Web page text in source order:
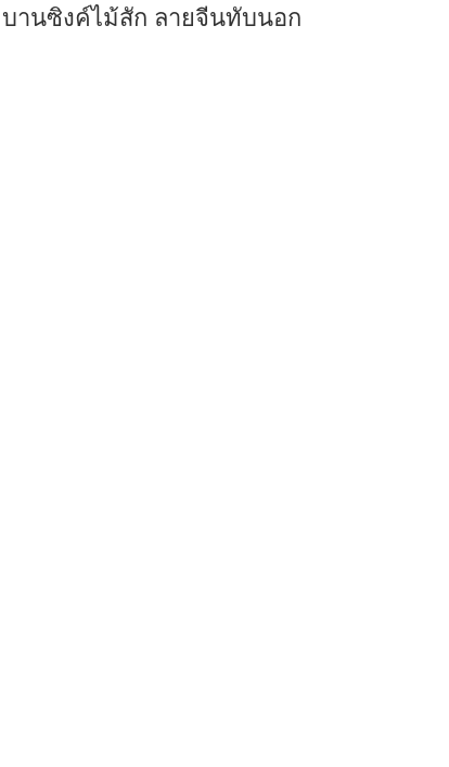
บานซิงค์ไม้สัก ลายจีนทับนอก